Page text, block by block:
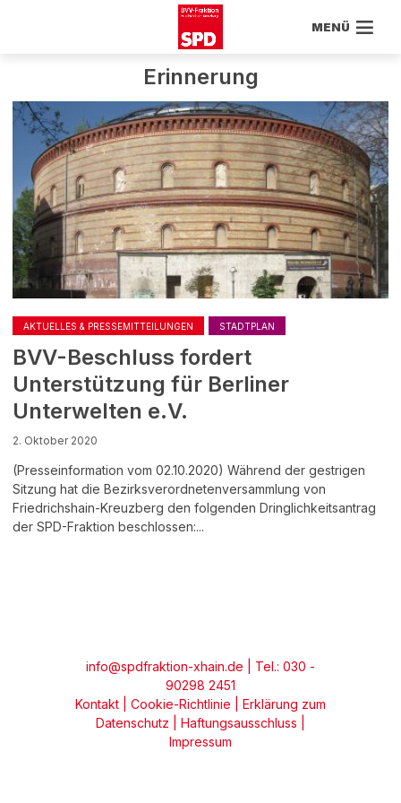
MENÜ
Erinnerung
AKTUELLES & PRESSEMITTEILUNGEN STADTPLAN
BVV-Beschluss fordert
Unterstützung für Berliner
Unterwelten e.V.
2. Oktober 2020
(Presseinformation vom 02.10.2020) Während der gestrigen
Sitzung hat die Bezirksverordnetenversammlung von
Friedrichshain-Kreuzberg den folgenden Dringlichkeitsantrag
der SPD-Fraktion beschlossen:...
info@spdfraktion-xhain.de | Tel.: 030 -
90298 2451
Kontakt
Cookie-Richtlinie
Erklärung zum
Datenschutz
Haftungsausschluss
Impressum